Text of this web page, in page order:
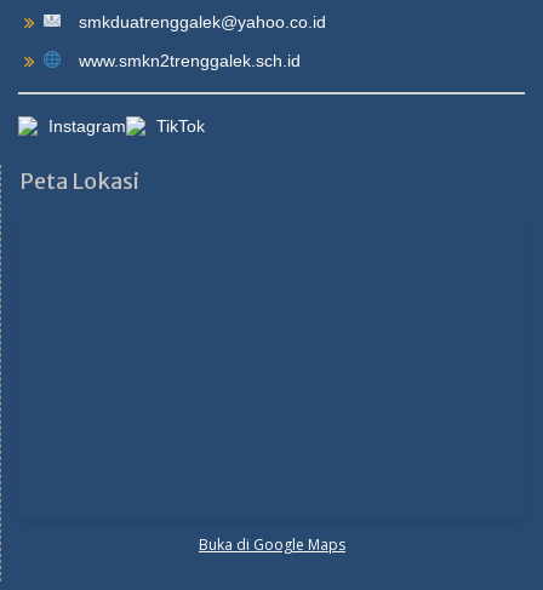
smkduatrenggalek@yahoo.co.id
www.smkn2trenggalek.sch.id
Instagram TikTok
Peta Lokasi
Buka di Google Maps